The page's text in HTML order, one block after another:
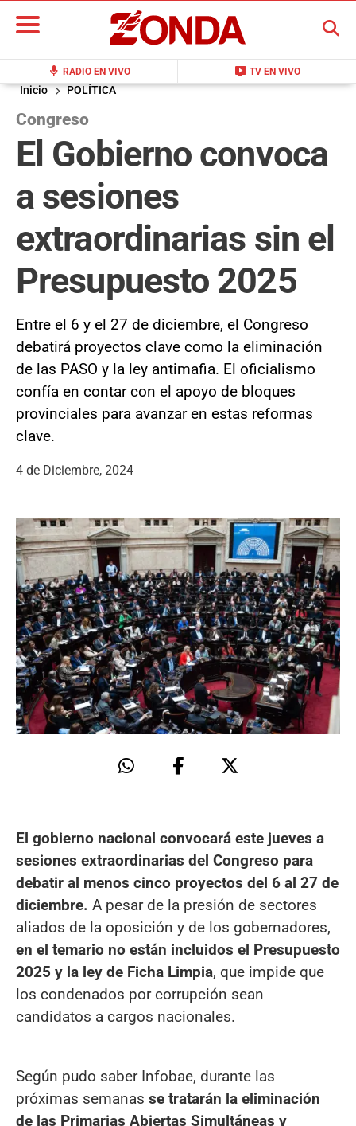
mic RADIO EN VIVO live_tv TV EN VIVO
BUSCAR
Inicio POLÍTICA
Congreso
El Gobierno convoca
a sesiones
extraordinarias sin el
Presupuesto 2025
Entre el 6 y el 27 de diciembre, el Congreso
debatirá proyectos clave como la eliminación
de las PASO y la ley antimafia. El oficialismo
confía en contar con el apoyo de bloques
provinciales para avanzar en estas reformas
clave.
4 de Diciembre, 2024
El gobierno nacional convocará este jueves a
sesiones extraordinarias del Congreso para
debatir al menos cinco proyectos del 6 al 27 de
diciembre. A pesar de la presión de sectores
aliados de la oposición y de los gobernadores,
en el temario no están incluidos el Presupuesto
2025 y la ley de Ficha Limpia, que impide que
los condenados por corrupción sean
candidatos a cargos nacionales.
Según pudo saber Infobae, durante las
próximas semanas se tratarán la eliminación
de las Primarias Abiertas Simultáneas y